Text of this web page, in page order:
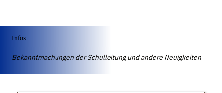
Infos
Bekanntmachungen der Schulleitung und andere Neuigkeiten